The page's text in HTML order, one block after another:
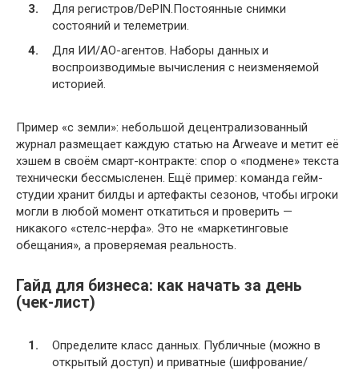
Для регистров/DePIN.Постоянные снимки
состояний и телеметрии.
Для ИИ/АО-агентов. Наборы данных и
воспроизводимые вычисления с неизменяемой
историей.
Пример «с земли»: небольшой децентрализованный
журнал размещает каждую статью на Arweave и метит её
хэшем в своём смарт-контракте: спор о «подмене» текста
технически бессмысленен. Ещё пример: команда гейм-
студии хранит билды и артефакты сезонов, чтобы игроки
могли в любой момент откатиться и проверить —
никакого «стелс-нерфа». Это не «маркетинговые
обещания», а проверяемая реальность.
Гайд для бизнеса: как начать за день
(чек-лист)
Определите класс данных. Публичные (можно в
открытый доступ) и приватные (шифрование/